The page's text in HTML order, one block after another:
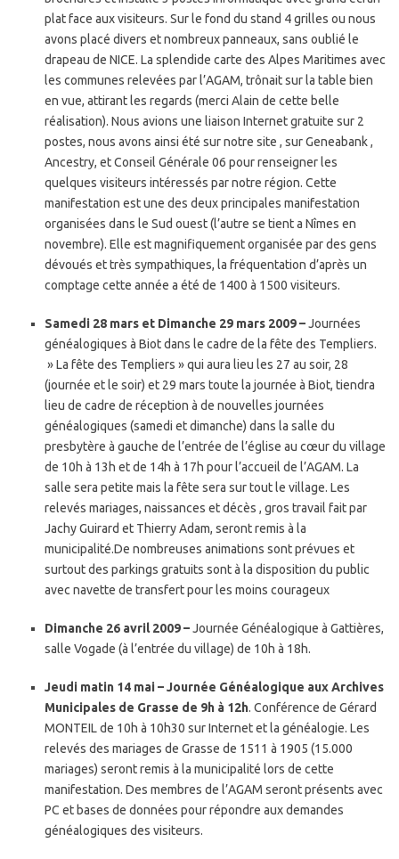
plat face aux visiteurs. Sur le fond du stand 4 grilles ou nous
avons placé divers et nombreux panneaux, sans oublié le
drapeau de NICE. La splendide carte des Alpes Maritimes avec
les communes relevées par l’AGAM, trônait sur la table bien
en vue, attirant les regards (merci Alain de cette belle
réalisation). Nous avions une liaison Internet gratuite sur 2
postes, nous avons ainsi été sur notre site , sur Geneabank ,
Ancestry, et Conseil Générale 06 pour renseigner les
quelques visiteurs intéressés par notre région. Cette
manifestation est une des deux principales manifestation
organisées dans le Sud ouest (l’autre se tient a Nîmes en
novembre). Elle est magnifiquement organisée par des gens
dévoués et très sympathiques, la fréquentation d’après un
comptage cette année a été de 1400 à 1500 visiteurs.
Samedi 28 mars et Dimanche 29 mars 2009 –Journées
généalogiques à Biot dans le cadre de la fête des Templiers.
» La fête des Templiers » qui aura lieu les 27 au soir, 28
(journée et le soir) et 29 mars toute la journée à Biot, tiendra
lieu de cadre de réception à de nouvelles journées
généalogiques (samedi et dimanche) dans la salle du
presbytère à gauche de l’entrée de l’église au cœur du village
de 10h à 13h et de 14h à 17h pour l’accueil de l’AGAM. La
salle sera petite mais la fête sera sur tout le village. Les
relevés mariages, naissances et décès , gros travail fait par
Jachy Guirard et Thierry Adam, seront remis à la
municipalité.De nombreuses animations sont prévues et
surtout des parkings gratuits sont à la disposition du public
avec navette de transfert pour les moins courageux
Dimanche 26 avril 2009 –Journée Généalogique à Gattières,
salle Vogade (à l’entrée du village) de 10h à 18h.
Jeudi matin 14 mai – Journée Généalogique aux Archives
Municipales de Grasse de 9h à 12h. Conférence de Gérard
MONTEIL de 10h à 10h30 sur Internet et la généalogie. Les
relevés des mariages de Grasse de 1511 à 1905 (15.000
mariages) seront remis à la municipalité lors de cette
manifestation. Des membres de l’AGAM seront présents avec
PC et bases de données pour répondre aux demandes
généalogiques des visiteurs.